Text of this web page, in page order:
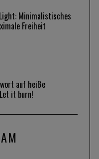
Minimalistisches
Freiheit
auf heiße
it burn!